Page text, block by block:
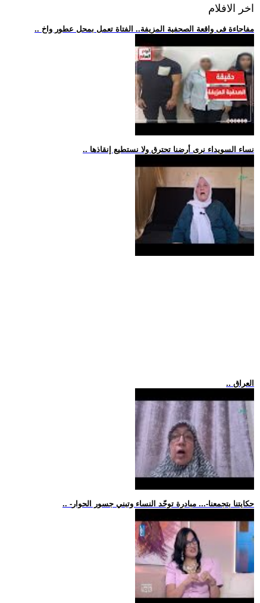
اخر الافلام
.. مفاجاءة فى واقعة الصحفية المزيفة.. الفتاة تعمل بمحل عطور واخ
.. نساء السويداء نرى أرضنا تحترق ولا نستطيع إنقاذها
.. العراق
.. -حكايتنا بتجمعنا-... مبادرة توحّد النساء وتبني جسور الحوار